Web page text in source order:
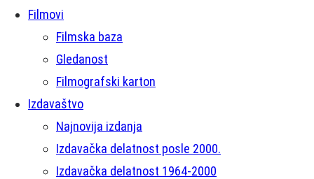
Filmovi
Filmska baza
Gledanost
Filmografski karton
Izdavaštvo
Najnovija izdanja
Izdavačka delatnost posle 2000.
Izdavačka delatnost 1964-2000